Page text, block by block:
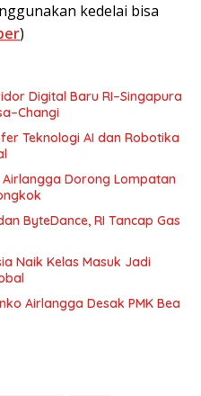
kedelai bisa
)
Digital Baru RI–Singapura
Teknologi AI dan Robotika
Airlangga Dorong Lompatan
ByteDance, RI Tancap Gas
Naik Kelas Masuk Jadi
Airlangga Desak PMK Bea